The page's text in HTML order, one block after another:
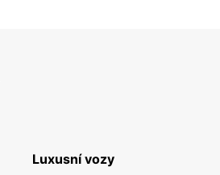
Luxusní vozy